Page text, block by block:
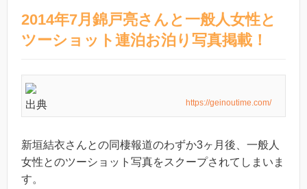
2014年7月錦戸亮さんと一般人女性と
ツーショット連泊お泊り写真掲載！
出典 https://geinoutime.com/
新垣結衣さんとの同棲報道のわずか3ヶ月後、一般人
女性とのツーショット写真をスクープされてしまいま
す。